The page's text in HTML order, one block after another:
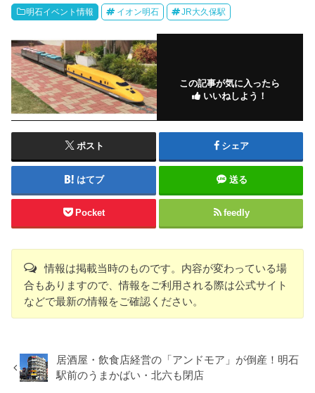
明石イベント情報 イオン明石 JR大久保駅
この記事が気に入ったら
いいねしよう！
ポスト シェア
はてブ 送る
Pocket feedly
情報は掲載当時のものです。内容が変わっている場
合もありますので、情報をご利用される際は公式サイト
などで最新の情報をご確認ください。
居酒屋・飲食店経営の「アンドモア」が倒産！明石
駅前のうまかばい・北六も閉店